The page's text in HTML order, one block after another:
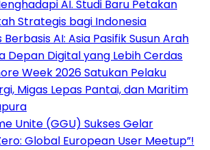
AI. Studi Baru Petakan
Strategis bagi Indonesia
AI: Asia Pasifik Susun Arah
Depan Digital yang Lebih Cerdas
Week 2026 Satukan Pelaku
Migas Lepas Pantai, dan Maritim
Unite (GGU) Sukses Gelar
Global European User Meetup”!